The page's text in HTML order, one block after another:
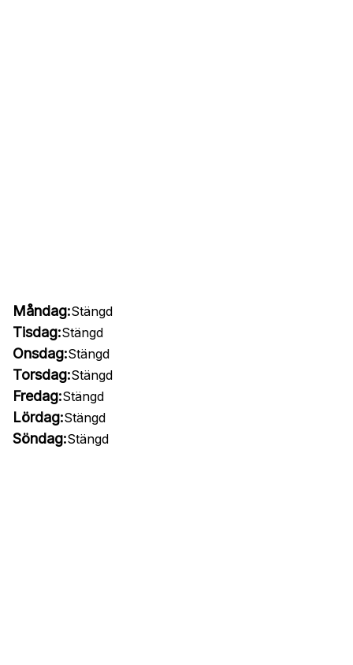
Måndag:Stängd
Tisdag:Stängd
Onsdag:Stängd
Torsdag:Stängd
Fredag:Stängd
Lördag:Stängd
Söndag:Stängd